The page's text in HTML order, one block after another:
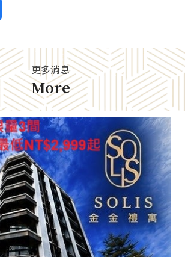
更多消息
More